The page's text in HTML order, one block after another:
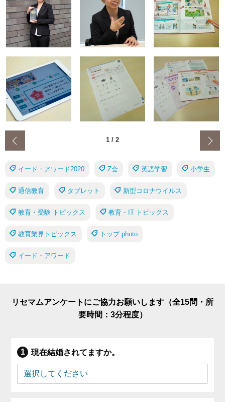
1 / 2
イード・アワード2020 Z会 英語学習 小学生
通信教育 タブレット 新型コロナウイルス
教育・受験 トピックス 教育・IT トピックス
教育業界トピックス トップ photo
イード・アワード
リセマムアンケートにご協力お願いします（全15問・所
要時間：3分程度）
現在結婚されてますか。